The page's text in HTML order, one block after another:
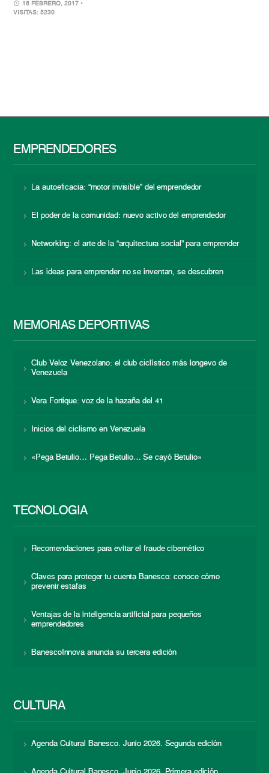
16 FEBRERO, 2017 •
VISITAS: 5230
EMPRENDEDORES
La autoeficacia: “motor invisible” del emprendedor
El poder de la comunidad: nuevo activo del emprendedor
Networking: el arte de la “arquitectura social” para emprender
Las ideas para emprender no se inventan, se descubren
MEMORIAS DEPORTIVAS
Club Veloz Venezolano: el club ciclístico más longevo de
Venezuela
Vera Fortique: voz de la hazaña del 41
Inicios del ciclismo en Venezuela
«Pega Betulio… Pega Betulio… Se cayó Betulio»
TECNOLOGÍA
Recomendaciones para evitar el fraude cibernético
Claves para proteger tu cuenta Banesco: conoce cómo
prevenir estafas
Ventajas de la inteligencia artificial para pequeños
emprendedores
BanescoInnova anuncia su tercera edición
CULTURA
Agenda Cultural Banesco. Junio 2026. Segunda edición